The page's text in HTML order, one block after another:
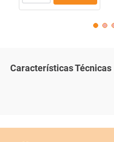
Características Técnicas